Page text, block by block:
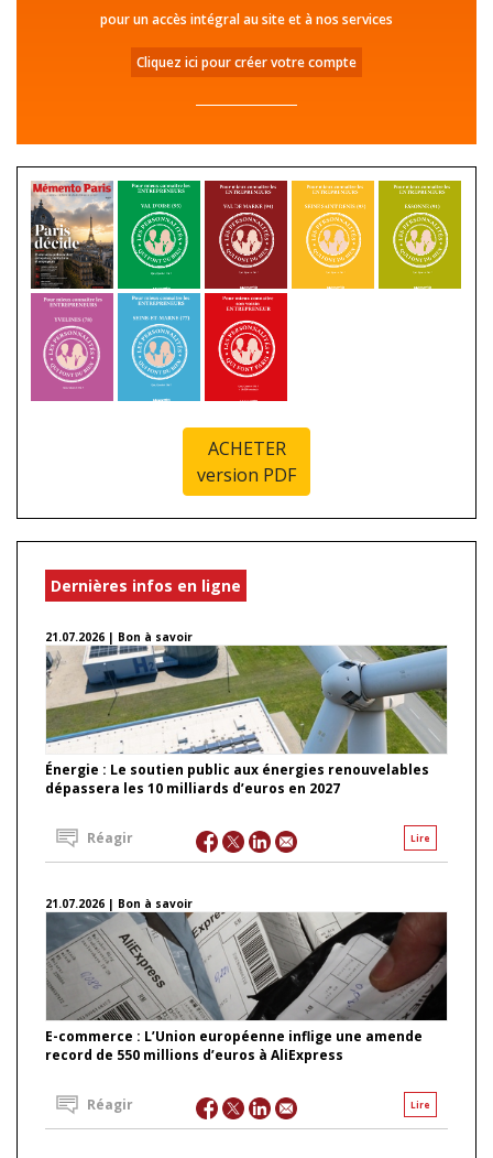
pour un accès intégral au site et à nos services
Cliquez ici pour créer votre compte
ACHETER
version PDF
Dernières infos en ligne
21.07.2026 | Bon à savoir
Énergie : Le soutien public aux énergies renouvelables
dépassera les 10 milliards d’euros en 2027
Lire
Réagir
21.07.2026 | Bon à savoir
E-commerce : L’Union européenne inflige une amende
record de 550 millions d’euros à AliExpress
Lire
Réagir